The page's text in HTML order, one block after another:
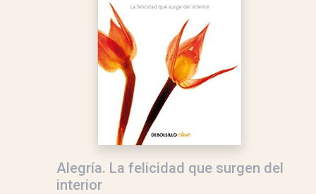
Alegría. La felicidad que surgen del
interior